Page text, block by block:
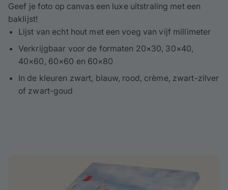
Geef je foto op canvas een luxe uitstraling met een
baklijst!
Lijst van echt hout met een voeg van vijf millimeter
Verkrijgbaar voor de formaten 20×30, 30×40,
40×60, 60×60 en 60×80
In de kleuren zwart, blauw, rood, crème, zwart-zilver
of zwart-goud